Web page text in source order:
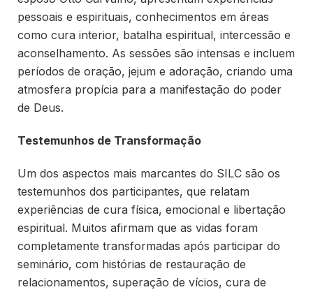
pessoais e espirituais, conhecimentos em áreas
como cura interior, batalha espiritual, intercessão e
aconselhamento. As sessões são intensas e incluem
períodos de oração, jejum e adoração, criando uma
atmosfera propícia para a manifestação do poder
de Deus.
Testemunhos de Transformação
Um dos aspectos mais marcantes do SILC são os
testemunhos dos participantes, que relatam
experiências de cura física, emocional e libertação
espiritual. Muitos afirmam que as vidas foram
completamente transformadas após participar do
seminário, com histórias de restauração de
relacionamentos, superação de vícios, cura de